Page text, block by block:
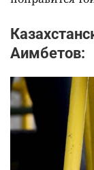
Аимбетов: